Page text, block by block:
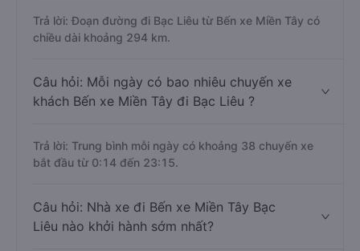
Trả lời: Đoạn đường đi Bạc Liêu từ Bến xe Miền Tây có
chiều dài khoảng 294 km.
Câu hỏi: Mỗi ngày có bao nhiêu chuyến xe
khách Bến xe Miền Tây đi Bạc Liêu ?
Trả lời: Trung bình mỗi ngày có khoảng 38 chuyến xe
bắt đầu từ 0:14 đến 23:15.
Câu hỏi: Nhà xe đi Bến xe Miền Tây Bạc
Liêu nào khởi hành sớm nhất?